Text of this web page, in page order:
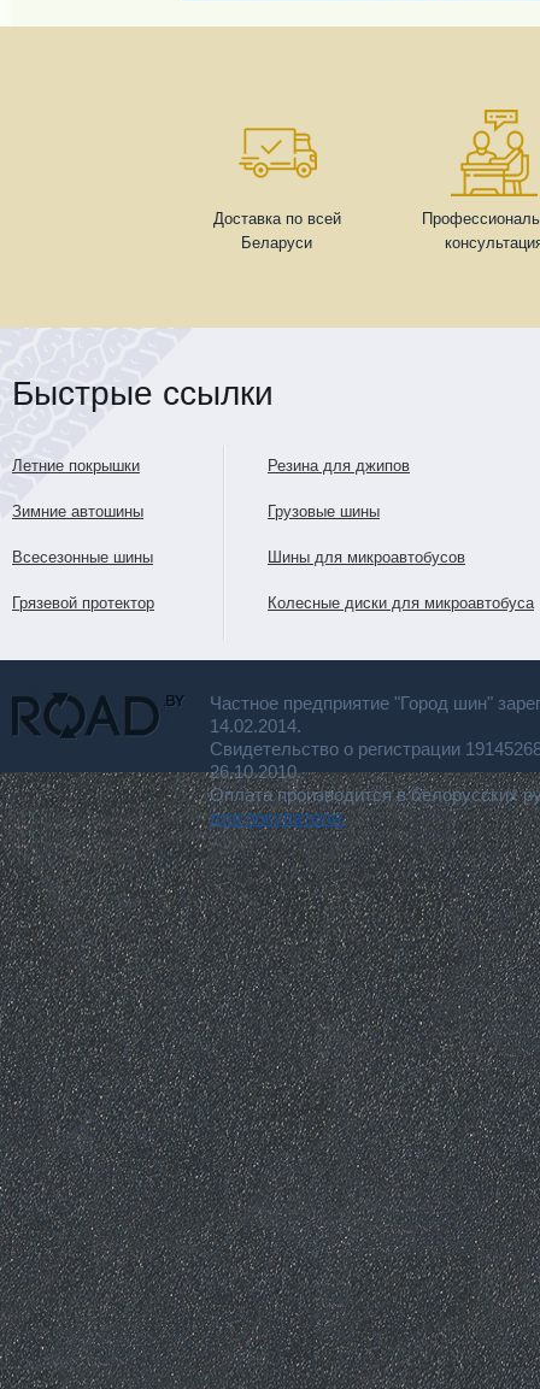
Доставка по всей
Беларуси
Быстрые ссылки
Летние покрышки
Зимние автошины
Всесезонные шины
Грязевой протектор
Резина для джипов
Грузовые шины
Шины для микроавтобусов
Колесные диски для микроавтобуса
Частное предприятие "Город шин"
14.02.2014.
Свидетельство о регистрации
26.10.2010.
Оплата производится в белорусских
для покупателя.